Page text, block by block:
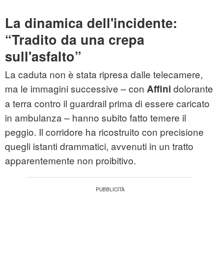
La dinamica dell'incidente:
“Tradito da una crepa
sull'asfalto”
La caduta non è stata ripresa dalle telecamere,
ma le immagini successive – con Affini dolorante
a terra contro il guardrail prima di essere caricato
in ambulanza – hanno subito fatto temere il
peggio. Il corridore ha ricostruito con precisione
quegli istanti drammatici, avvenuti in un tratto
apparentemente non proibitivo.